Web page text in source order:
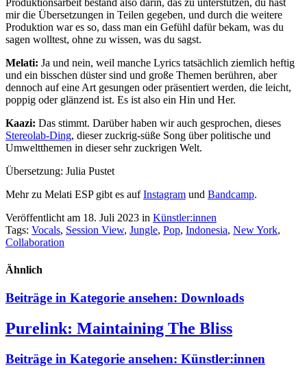
Produktionsarbeit bestand also darin, das zu unterstützen, du hast
mir die Übersetzungen in Teilen gegeben, und durch die weitere
Produktion war es so, dass man ein Gefühl dafür bekam, was du
sagen wolltest, ohne zu wissen, was du sagst.
Melati: Ja und nein, weil manche Lyrics tatsächlich ziemlich heftig
und ein bisschen düster sind und große Themen berühren, aber
dennoch auf eine Art gesungen oder präsentiert werden, die leicht,
poppig oder glänzend ist. Es ist also ein Hin und Her.
Kaazi: Das stimmt. Darüber haben wir auch gesprochen, dieses
Stereolab-Ding, dieser zuckrig-süße Song über politische und
Umweltthemen in dieser sehr zuckrigen Welt.
Übersetzung: Julia Pustet
Mehr zu Melati ESP gibt es aufInstagram und Bandcamp.
Veröffentlicht am 18. Juli 2023 in Künstler:innen
Tags: Vocals, Session View, Jungle, Pop, Indonesia, New York,
Collaboration
Ähnlich
Beiträge in Kategorie ansehen: Downloads
Purelink: Maintaining The Bliss
Beiträge in Kategorie ansehen: Künstler:innen